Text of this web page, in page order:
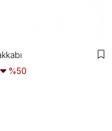
%50